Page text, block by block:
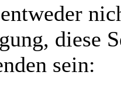
diese
sein: